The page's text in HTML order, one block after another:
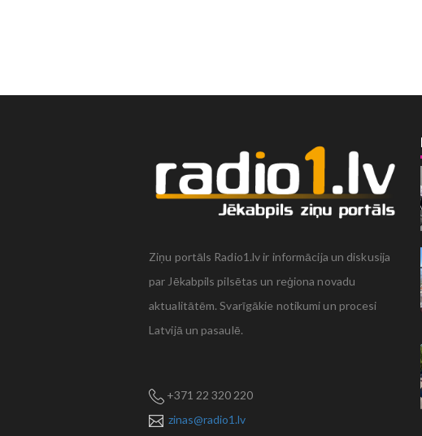
Ziņu portāls Radio1.lv ir informācija un diskusija
par Jēkabpils pilsētas un reģiona novadu
aktualitātēm. Svarīgākie notikumi un procesi
Latvijā un pasaulē.
+371 22 320 220
zinas@radio1.lv